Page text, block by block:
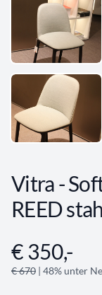
Vitra -
REED
€ 350,-
€ 670 | 48% unter